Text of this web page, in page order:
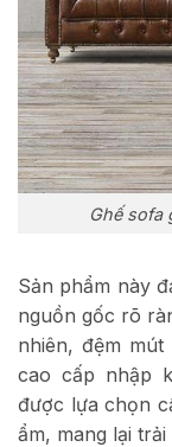
Ghế sofa
Sản phẩm này
nguồn gốc rõ
nhiên, đệm
cao cấp nhập
được lựa chọn
ẩm, mang lại